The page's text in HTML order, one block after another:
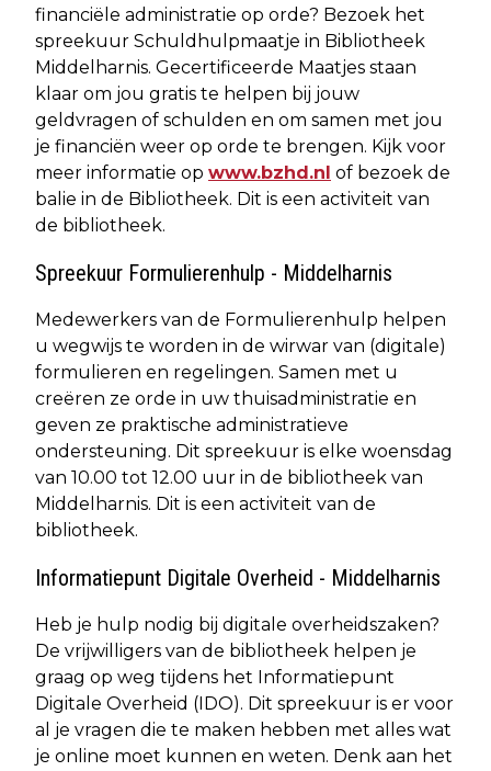
financiële administratie op orde? Bezoek het
spreekuur Schuldhulpmaatje in Bibliotheek
Middelharnis. Gecertificeerde Maatjes staan
klaar om jou gratis te helpen bij jouw
geldvragen of schulden en om samen met jou
je financiën weer op orde te brengen. Kijk voor
meer informatie op www.bzhd.nl of bezoek de
balie in de Bibliotheek. Dit is een activiteit van
de bibliotheek.
Spreekuur Formulierenhulp - Middelharnis
Medewerkers van de Formulierenhulp helpen
u wegwijs te worden in de wirwar van (digitale)
formulieren en regelingen. Samen met u
creëren ze orde in uw thuisadministratie en
geven ze praktische administratieve
ondersteuning. Dit spreekuur is elke woensdag
van 10.00 tot 12.00 uur in de bibliotheek van
Middelharnis. Dit is een activiteit van de
bibliotheek.
Informatiepunt Digitale Overheid - Middelharnis
Heb je hulp nodig bij digitale overheidszaken?
De vrijwilligers van de bibliotheek helpen je
graag op weg tijdens het Informatiepunt
Digitale Overheid (IDO). Dit spreekuur is er voor
al je vragen die te maken hebben met alles wat
je online moet kunnen en weten. Denk aan het